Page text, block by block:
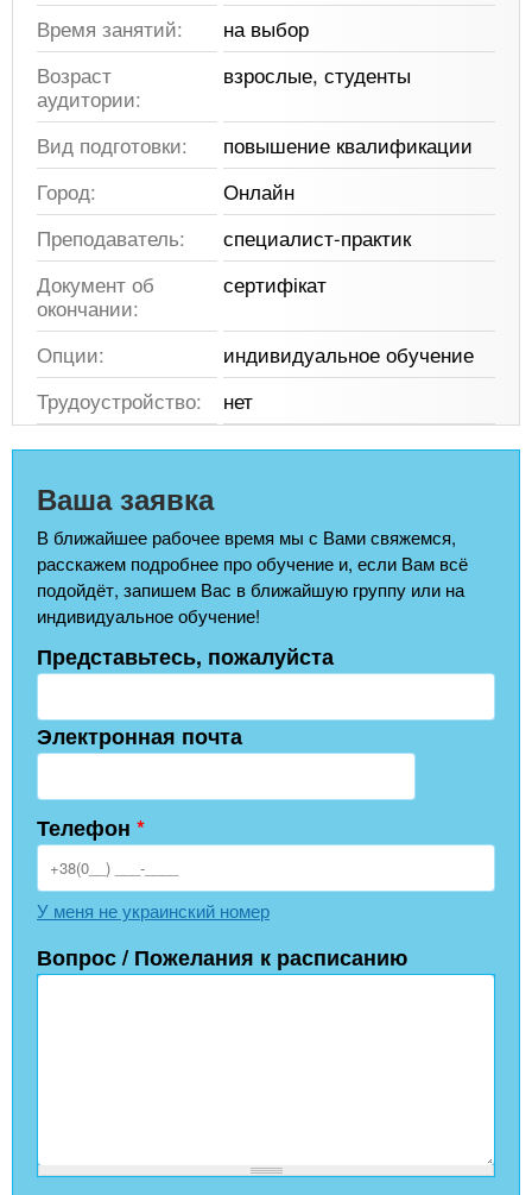
Время занятий:
на выбор
Возраст
аудитории:
взрослые, студенты
Вид подготовки:
повышение квалификации
Город:
Онлайн
Преподаватель:
специалист-практик
Документ об
окончании:
сертифікат
Опции:
индивидуальное обучение
Трудоустройство:
нет
Ваша заявка
В ближайшее рабочее время мы с Вами свяжемся,
расскажем подробнее про обучение и, если Вам всё
подойдёт, запишем Вас в ближайшую группу или на
индивидуальное обучение!
Представьтесь, пожалуйста
Электронная почта
Телефон *
У меня не украинский номер
Вопрос / Пожелания к расписанию